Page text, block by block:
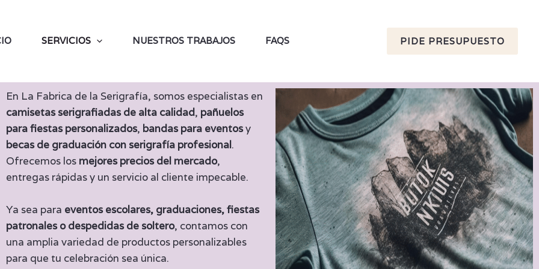
SERVICIOS NUESTROS TRABAJOS FAQS PIDE PRESUPUESTO
En La Fabrica de la Serigrafía, somos especialistas en
camisetas serigrafiadas de alta calidad, pañuelos
para fiestas personalizados, bandas para eventosy
becas de graduación con serigrafía profesional.
Ofrecemos los mejores precios del mercado,
entregas rápidas y un servicio al cliente impecable.
Ya sea para eventos escolares, graduaciones, fiestas
patronales o despedidas de soltero, contamos con
una amplia variedad de productos personalizables
para que tu celebración sea única.